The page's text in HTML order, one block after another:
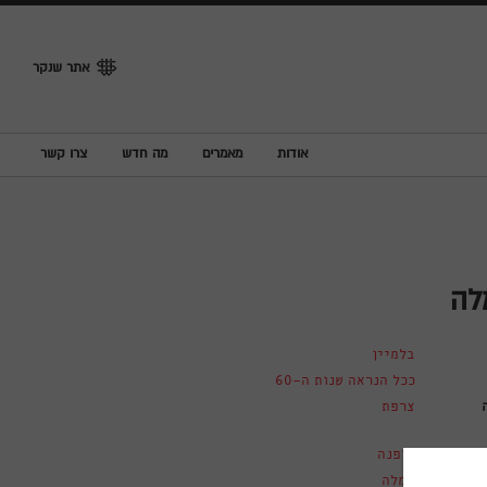
אתר שנקר
אודות מאמרים מה חדש צרו קשר
בלמיין
ככל הנראה שנות ה-60
צרפת
אופנה
שמלה